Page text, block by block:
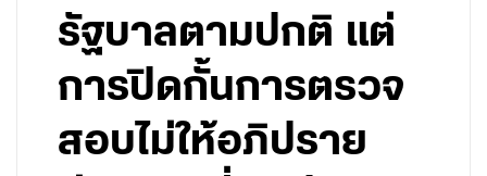
รัฐบาลตามปกติ แต่
การปิดกั้นการตรวจ
สอบไม่ให้อภิปราย